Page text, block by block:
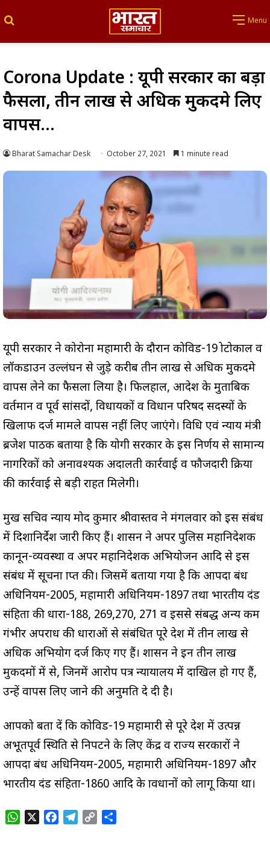
Menu
Corona Update : यूपी सरकार का बड़ा
फैसला, तीन लाख से अधिक मुकदमे लिए
वापस…
Bharat Samachar Desk October 27, 2021 1 minute read
यूपी सरकार ने कोरोना महामारी के दौरान कोविड-19 प्रोटोकाल व
लॉकडाउन उल्लंघन से जुड़े करीब तीन लाख से अधिक मुकदमे
वापस लेने का फैसला लिया है। फिलहाल, आदेश के मुताबिक
वर्तमान व पूर्व सांसदों, विधायकों व विधान परिषद सदस्यों के
खिलाफ दर्ज मामले वापस नहीं लिए जाएंगे। विधि एवं न्याय मंत्री
ब्रजेश पाठक बताया है कि योगी सरकार के इस निर्णय से सामान्य
नागरिकों को अनावश्यक अदालती कार्रवाई व फौजदारी प्रक्रिया
की कार्रवाई से बड़ी राहत मिलेगी।
प्रमुख सचिव न्याय प्रमोद कुमार श्रीवास्तव ने मंगलवार को इस संबंध
में दिशानिर्देश जारी किए हैं। शासन ने अपर पुलिस महानिदेशक
कानून-व्यवस्था व अपर महानिदेशक अभियोजन आदि से इस
संबंध में सूचना प्राप्त की। जिसमें बताया गया है कि आपदा प्रबंध
अधिनियम-2005, महामारी अधिनियम-1897 तथा भारतीय दंड
संहिता की धारा-188, 269,270, 271 व इससे संबद्ध अन्य कम
गंभीर अपराध की धाराओं से संबंधित पूरे प्रदेश में तीन लाख से
अधिक अभियोग दर्ज किए गए हैं। शासन ने इन तीन लाख
मुकदमों में से, जिनमें आरोप पत्र न्यायालय में दाखिल हो गए हैं,
उन्हें वापस लिए जाने की अनुमति दे दी है।
आपको बता दें कि कोविड-19 महामारी से पूरे देश में उत्पन्न
अभूतपूर्व स्थिति से निपटने के लिए केंद्र व राज्य सरकारों ने
आपदा प्रबंध अधिनियम-2005, महामारी अधिनियम-1897 और
भारतीय दंड संहिता-1860 आदि के प्रावधानों को लागू किया था।
W